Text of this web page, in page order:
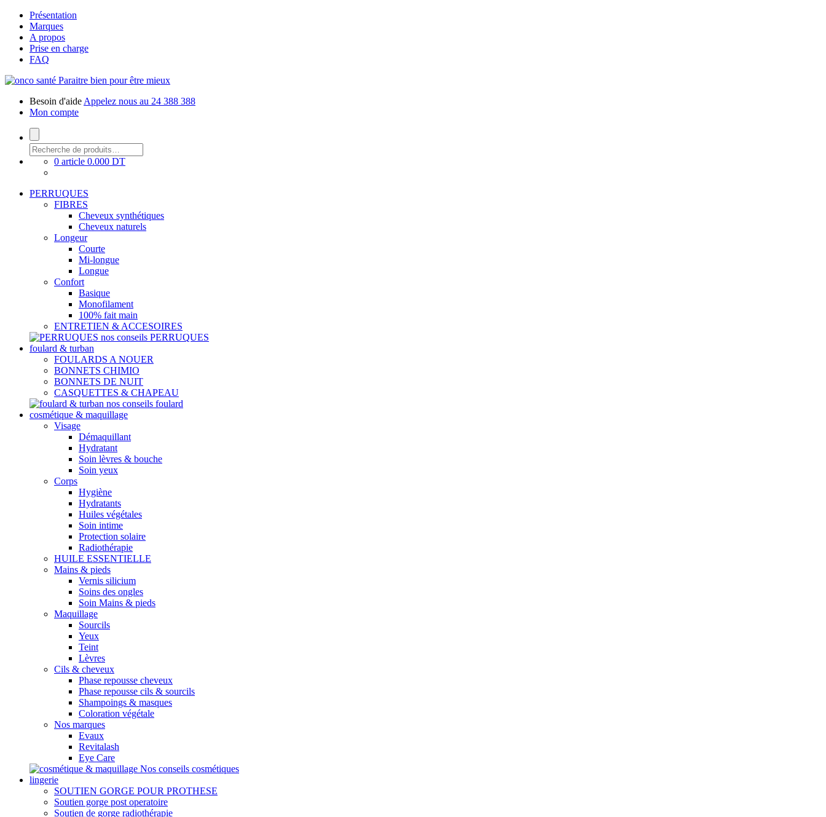
Présentation
Marques
A propos
Prise en charge
FAQ
Paraitre bien pour être mieux
Besoin d'aide Appelez nous au 24 388 388
Mon compte
0 article 0.000 DT
PERRUQUES
FIBRES
Cheveux synthétiques
Cheveux naturels
Longeur
Courte
Mi-longue
Longue
Confort
Basique
Monofilament
100% fait main
ENTRETIEN & ACCESOIRES
nos conseils PERRUQUES
foulard & turban
FOULARDS A NOUER
BONNETS CHIMIO
BONNETS DE NUIT
CASQUETTES & CHAPEAU
nos conseils foulard
cosmétique & maquillage
Visage
Démaquillant
Hydratant
Soin lèvres & bouche
Soin yeux
Corps
Hygiène
Hydratants
Huiles végétales
Soin intime
Protection solaire
Radiothérapie
HUILE ESSENTIELLE
Mains & pieds
Vernis silicium
Soins des ongles
Soin Mains & pieds
Maquillage
Sourcils
Yeux
Teint
Lèvres
Cils & cheveux
Phase repousse cheveux
Phase repousse cils & sourcils
Shampoings & masques
Coloration végétale
Nos marques
Evaux
Revitalash
Eye Care
Nos conseils cosmétiques
lingerie
SOUTIEN GORGE POUR PROTHESE
Soutien gorge post operatoire
Soutien de gorge radiothérapie